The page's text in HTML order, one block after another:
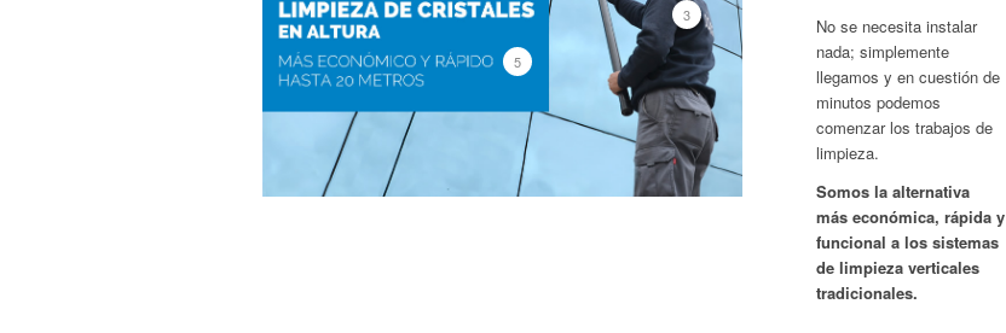
3
5
No se necesita instalar
nada; simplemente
llegamos y en cuestión de
minutos podemos
comenzar los trabajos de
limpieza.
Somos la alternativa
más económica, rápida y
funcional a los sistemas
de limpieza verticales
tradicionales.